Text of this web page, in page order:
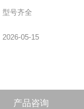
型号齐全
2026-05-15
产品咨询